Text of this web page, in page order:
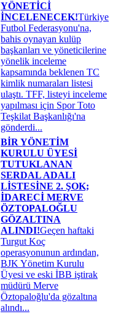
YÖNETİCİ
İNCELENECEK!Türkiye
Futbol Federasyonu'na,
bahis oynayan kulüp
başkanları ve yöneticilerine
yönelik inceleme
kapsamında beklenen TC
kimlik numaraları listesi
ulaştı. TFF, listeyi inceleme
yapılması için Spor Toto
Teşkilat Başkanlığı'na
gönderdi...
BİR YÖNETİM
KURULU ÜYESİ
TUTUKLANAN
SERDAL ADALI
LİSTESİNE 2. ŞOK;
İDARECİ MERVE
ÖZTOPALOĞLU
GÖZALTINA
ALINDI!Geçen haftaki
Turgut Koç
operasyonunun ardından,
BJK Yönetim Kurulu
Üyesi ve eski İBB iştirak
müdürü Merve
Öztopaloğlu'da gözaltına
alındı...